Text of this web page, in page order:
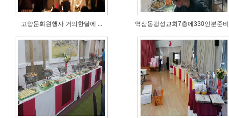
고양문화원행사 거의한달에 ... 역삼동광성교회7층에330인분준